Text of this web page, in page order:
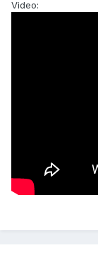
Video: